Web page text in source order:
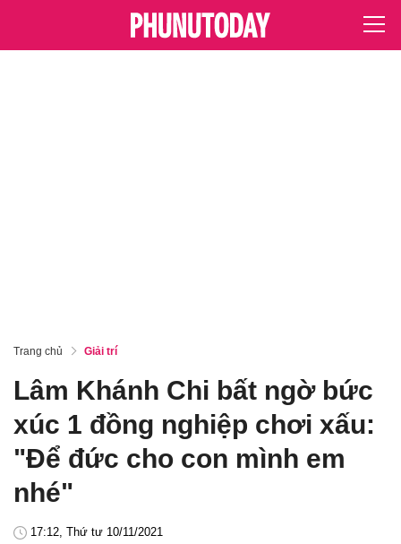
Trang chủ Giải trí
Lâm Khánh Chi bất ngờ bức
xúc 1 đồng nghiệp chơi xấu:
"Để đức cho con mình em
nhé"
17:12, Thứ tư 10/11/2021